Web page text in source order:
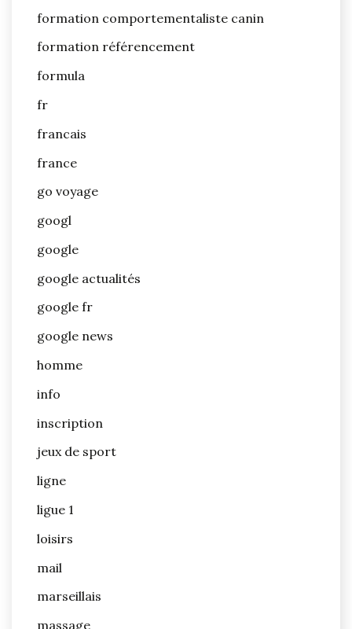
formation comportementaliste canin
formation référencement
formula
fr
francais
france
go voyage
googl
google
google actualités
google fr
google news
homme
info
inscription
jeux de sport
ligne
ligue 1
loisirs
mail
marseillais
massage